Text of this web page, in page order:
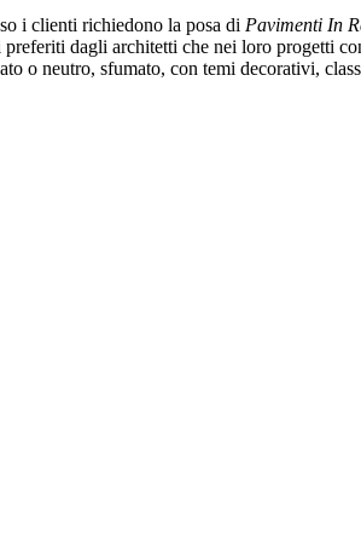
i clienti richiedono la posa di Pavimenti In
dagli architetti che nei loro progetti
o neutro, sfumato, con temi decorativi,